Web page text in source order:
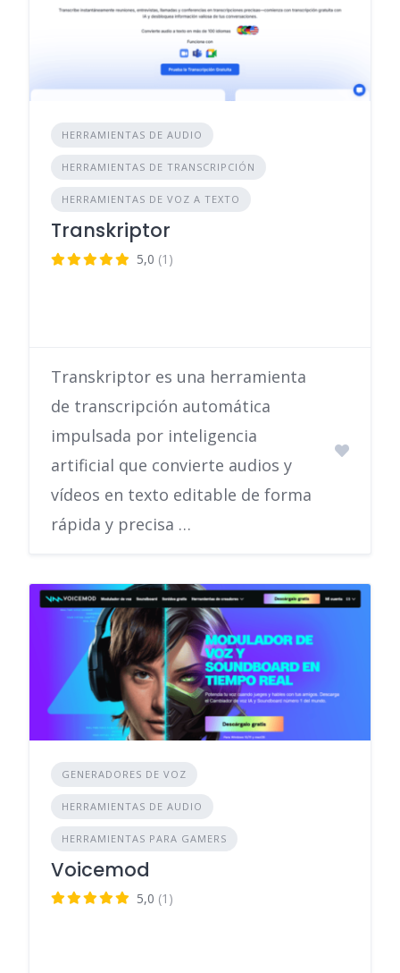
HERRAMIENTAS DE AUDIO
HERRAMIENTAS DE TRANSCRIPCIÓN
HERRAMIENTAS DE VOZ A TEXTO
Transkriptor
5,0 (1)
Transkriptor es una herramienta
de transcripción automática
impulsada por inteligencia
artificial que convierte audios y
vídeos en texto editable de forma
rápida y precisa …
GENERADORES DE VOZ
HERRAMIENTAS DE AUDIO
HERRAMIENTAS PARA GAMERS
Voicemod
5,0 (1)